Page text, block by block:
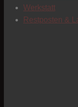
Werkstatt
Restposten &